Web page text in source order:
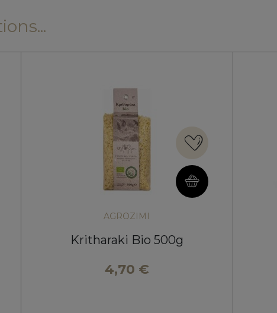
AGROZIMI
Kritharaki Bio 500g
4,70 €